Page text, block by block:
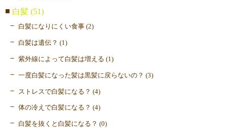
白髪 (51)
白髪になりにくい食事 (2)
白髪は遺伝？ (1)
紫外線によって白髪は増える (1)
一度白髪になった髪は黒髪に戻らないの？ (3)
ストレスで白髪になる？ (4)
体の冷えで白髪になる？ (4)
白髪を抜くと白髪になる？ (0)